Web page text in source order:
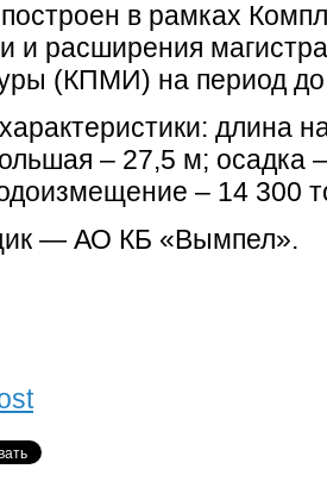
в рамках
и расширения
(КПМИ) на период до
длина
– 27,5 м; осадка
– 14 300
— АО КБ «Вымпел».